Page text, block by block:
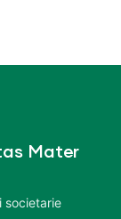
Mater
societarie